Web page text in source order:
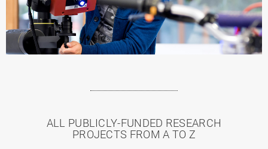
ALL PUBLICLY-FUNDED RESEARCH
PROJECTS FROM A TO Z